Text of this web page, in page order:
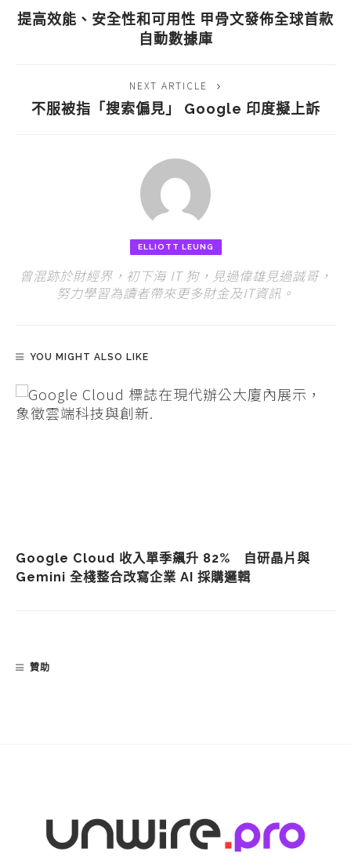
提高效能、安全性和可用性 甲骨文發佈全球首款
自動數據庫
NEXT ARTICLE
不服被指「搜索偏見」 Google 印度擬上訴
ELLIOTT LEUNG
曾混跡於財經界，初下海 IT 狗，見過偉雄見過誠哥，
努力學習為讀者帶來更多財金及IT資訊。
YOU MIGHT ALSO LIKE
Google Cloud 收入單季飆升 82% 自研晶片與
Gemini 全棧整合改寫企業 AI 採購邏輯
贊助